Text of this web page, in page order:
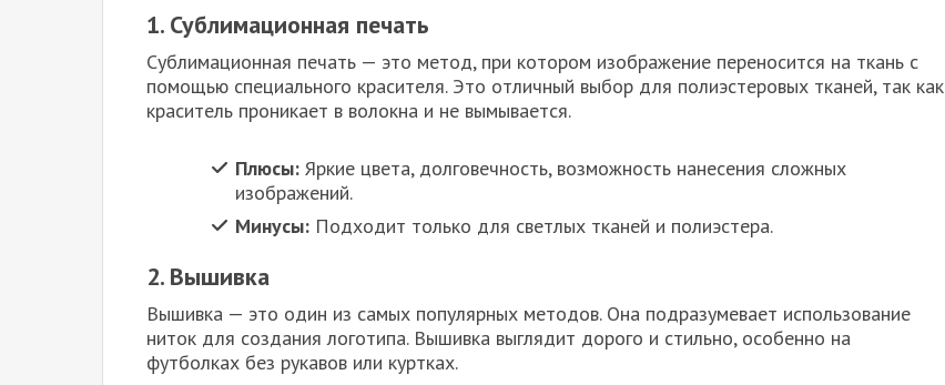
1. Сублимационная печать
Сублимационная печать — это метод, при котором изображение переносится на ткань с
помощью специального красителя. Это отличный выбор для полиэстеровых тканей, так как
краситель проникает в волокна и не вымывается.
Плюсы: Яркие цвета, долговечность, возможность нанесения сложных
изображений.
Минусы: Подходит только для светлых тканей и полиэстера.
2. Вышивка
Вышивка — это один из самых популярных методов. Она подразумевает использование
ниток для создания логотипа. Вышивка выглядит дорого и стильно, особенно на
футболках без рукавов или куртках.